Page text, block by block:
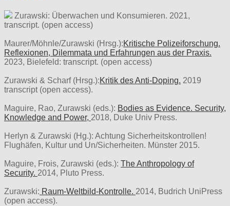
Zurawski: Überwachen und Konsumieren. 2021,
transcript. (open access)
Maurer/Möhnle/Zurawski (Hrsg.):Kritische Polizeiforschung.
Reflexionen, Dilemmata und Erfahrungen aus der Praxis.
2023, Bielefeld: transcript. (open access)
Zurawski & Scharf (Hrsg.):Kritik des Anti-Doping. 2019
transcript (open access).
Maguire, Rao, Zurawski (eds.): Bodies as Evidence. Security,
Knowledge and Power, 2018, Duke Univ Press.
Herlyn & Zurawski (Hg.): Achtung Sicherheitskontrollen!
Flughäfen, Kultur und Un/Sicherheiten. Münster 2015.
Maguire, Frois, Zurawski (eds.): The Anthropology of
Security. 2014, Pluto Press.
Zurawski: Raum-Weltbild-Kontrolle. 2014, Budrich UniPress
(open access).